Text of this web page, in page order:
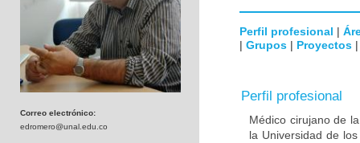
Correo electrónico:
edromero@unal.edu.co
Perfil profesional |
| Grupos | Proyectos
Perfil profesional
Médico cirujano de
la Universidad de